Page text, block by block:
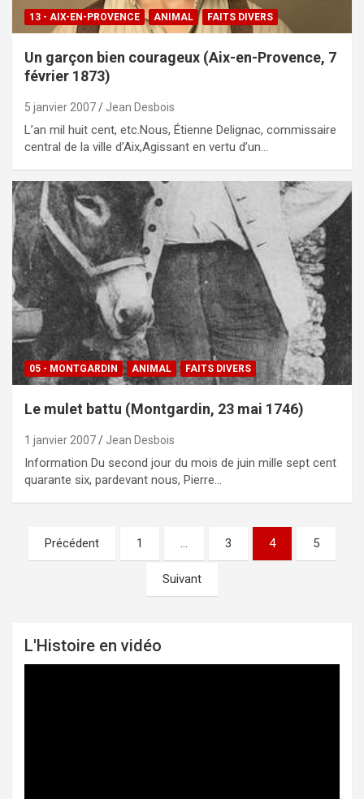
13 - AIX-EN-PROVENCE ANIMAL FAITS DIVERS
Un garçon bien courageux (Aix-en-Provence, 7
février 1873)
5 janvier 2007 Jean Desbois
L’an mil huit cent, etc.Nous, Étienne Delignac, commissaire
central de la ville d’Aix,Agissant en vertu d’un…
05 - MONTGARDIN ANIMAL FAITS DIVERS
Le mulet battu (Montgardin, 23 mai 1746)
1 janvier 2007 Jean Desbois
Information Du second jour du mois de juin mille sept cent
quarante six, pardevant nous, Pierre…
Pagination
Précédent 1 3 4 5
Suivant
L'Histoire en vidéo